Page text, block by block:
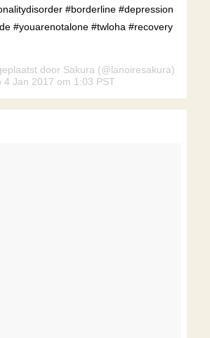
#borderline #depression
#youarenotalone #twloha #recovery
door Sakura (@lanoiresakura)
4 Jan 2017 om 1:03 PST